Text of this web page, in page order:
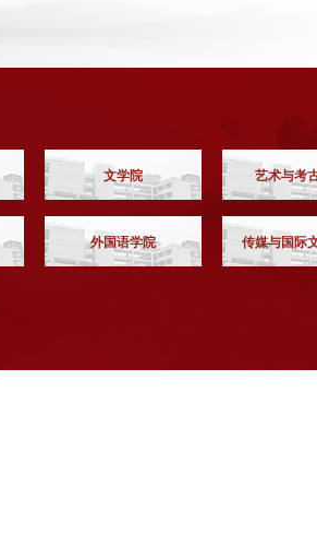
文学院 艺术与考
外国语学院 传媒与国际